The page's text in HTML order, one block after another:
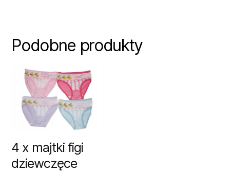
Podobne produkty
4 x majtki figi
dziewczęce